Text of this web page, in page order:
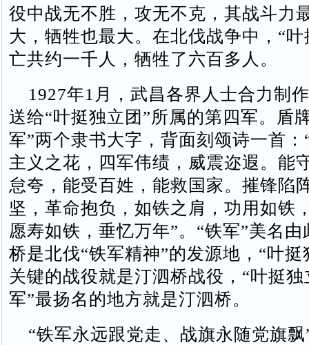
役中战无不胜，攻无不克，其战斗力
大，牺牲也最大。在北伐战争中，“
亡共约一千人，牺牲了六百多人。
1927年1月，武昌各界人士合力制
送给“叶挺独立团”所属的第四军。盾
军”两个隶书大字，背面刻颂诗一首：
主义之花，四军伟绩，威震迩遐。能
怠夸，能受百姓，能救国家。摧锋陷
坚，革命抱负，如铁之肩，功用如铁
愿寿如铁，垂忆万年”。“铁军”美名
桥是北伐“铁军精神”的发源地，“叶挺
关键的战役就是汀泗桥战役，“叶挺独
军”最扬名的地方就是汀泗桥。
“铁军永远跟党走、战旗永随党旗飘